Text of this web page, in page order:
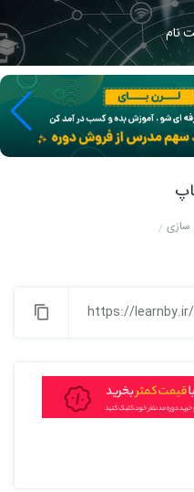
نام
https://